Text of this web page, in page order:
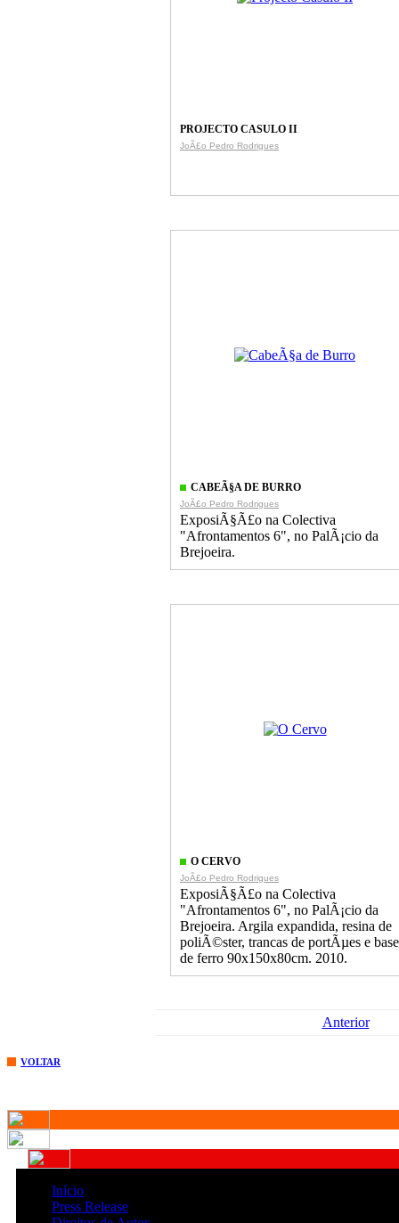
PROJECTO CASULO II
JoÃ£o Pedro Rodrigues
CABEÃ§A DE BURRO
JoÃ£o Pedro Rodrigues
ExposiÃ§Ã£o na Colectiva
"Afrontamentos 6", no PalÃ¡cio da
Brejoeira.
O CERVO
JoÃ£o Pedro Rodrigues
ExposiÃ§Ã£o na Colectiva
"Afrontamentos 6", no PalÃ¡cio da
Brejoeira. Argila expandida, resina de
poliÃ©ster, trancas de portÃµes e
de ferro 90x150x80cm. 2010.
Anterior
VOLTAR
Início
Press Release